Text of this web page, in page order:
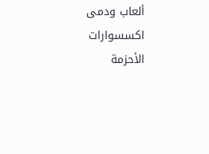
ألعاب ودمى
اكسسوارات
الأحزمة